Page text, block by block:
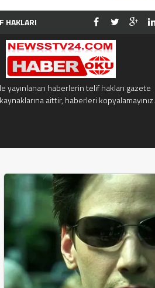
HAKLARI
İLETİŞİM
yayınlanan haberlerin telif hakları gazete
aittir, haberleri kopyalamayınız.